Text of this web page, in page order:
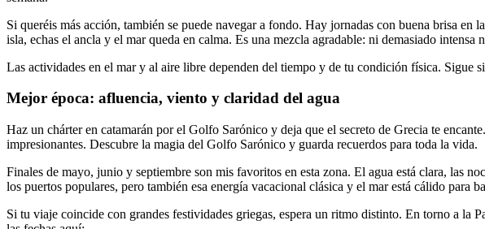
Si queréis más acción, también se puede navegar a fondo. Hay jornadas con buena brisa en
isla, echas el ancla y el mar queda en calma. Es una mezcla agradable: ni demasiado intensa
Las actividades en el mar y al aire libre dependen del tiempo y de tu condición física. Sigue
Mejor época: afluencia, viento y claridad del agua
Haz un chárter en catamarán por el Golfo Sarónico y deja que el secreto de Grecia te
impresionantes. Descubre la magia del Golfo Sarónico y guarda recuerdos para toda la vida.
Finales de mayo, junio y septiembre son mis favoritos en esta zona. El agua está clara, las
los puertos populares, pero también esa energía vacacional clásica y el mar está cálido para
Si tu viaje coincide con grandes festividades griegas, espera un ritmo distinto. En torno a la